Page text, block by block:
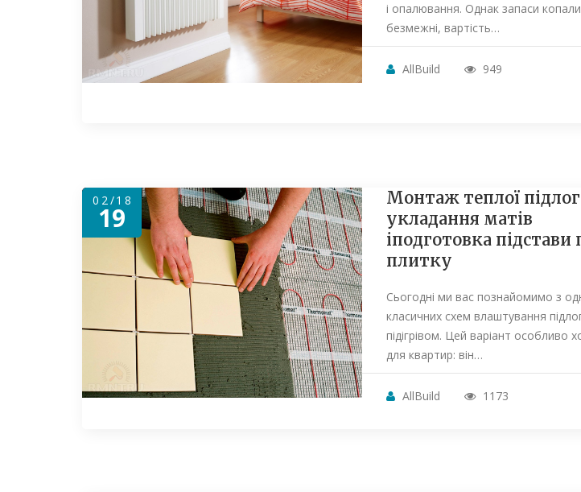
і опалювання. Однак запаси
безмежні, вартість…
AllBuild 949
02/18
19
Монтаж теплої
укладання матів
іподготовка підстави
плитку
Сьогодні ми вас познайомимо з
класичних схем влаштування
підігрівом. Цей варіант особливо
для квартир: він…
AllBuild 1173